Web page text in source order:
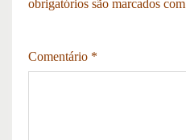
obrigatórios são marcados com
Comentário *